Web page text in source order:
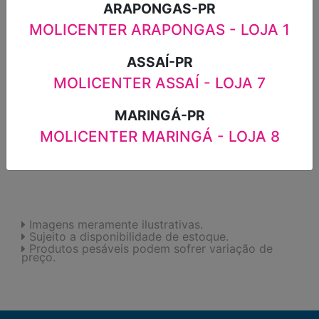
- +
ADICIONAR
FAVORITOS
Imagens meramente ilustrativas.
Sujeito a disponibilidade de estoque.
Produtos pesáveis podem sofrer variação de
preço.
ARAPONGAS-PR
MOLICENTER ARAPONGAS - LOJA 1
ASSAÍ-PR
MOLICENTER ASSAÍ - LOJA 7
MARINGÁ-PR
MOLICENTER MARINGÁ - LOJA 8